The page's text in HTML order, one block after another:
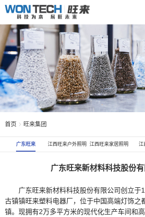
首页 旺来集团
广东旺来 江西旺来户外照明 江西旺来家居照明 江
广东旺来新材料科技股份有
广东旺来新材料科技股份有限公司创立于
古镇镇旺来塑料电器厂，位于中国高端灯饰之
镇。现拥有2万多平方米的现代化生产车间和